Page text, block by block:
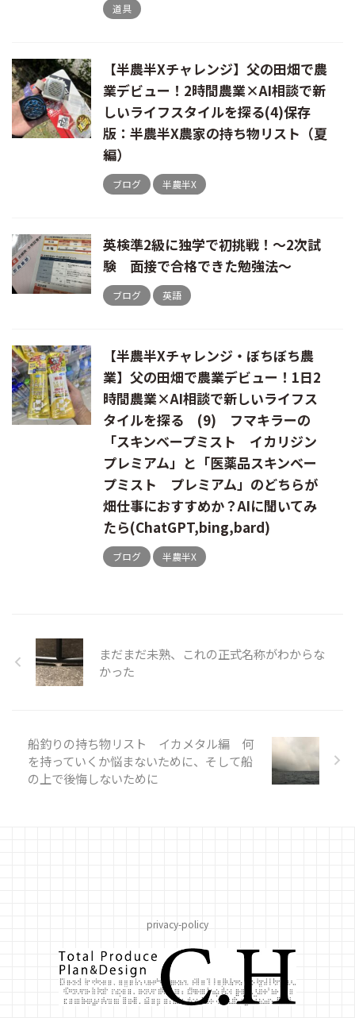
道具
【半農半Xチャレンジ】父の田畑で農
業デビュー！2時間農業×AI相談で新
しいライフスタイルを探る(4)保存
版：半農半X農家の持ち物リスト（夏
編）
ブログ 半農半X
英検準2級に独学で初挑戦！～2次試
験 面接で合格できた勉強法～
ブログ 英語
【半農半Xチャレンジ・ぼちぼち農
業】父の田畑で農業デビュー！1日2
時間農業×AI相談で新しいライフス
タイルを探る (9) フマキラーの
「スキンベープミスト イカリジン
プレミアム」と「医薬品スキンベー
プミスト プレミアム」のどちらが
畑仕事におすすめか？AIに聞いてみ
たら(ChatGPT,bing,bard)
ブログ 半農半X
まだまだ未熟、これの正式名称がわからな
かった
船釣りの持ち物リスト イカメタル編 何
を持っていくか悩まないために、そして船
の上で後悔しないために
privacy-policy